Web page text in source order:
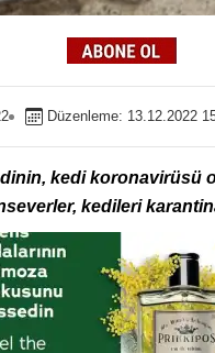
Düzenleme: 13.12.2022
kedi koronavirüsü
kedileri